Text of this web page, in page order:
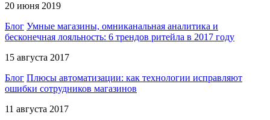
20 июня 2019
Блог Умные магазины, омниканальная аналитика и
бесконечная лояльность: 6 трендов ритейла в 2017 году
15 августа 2017
Блог Плюсы автоматизации: как технологии исправляют
ошибки сотрудников магазинов
11 августа 2017